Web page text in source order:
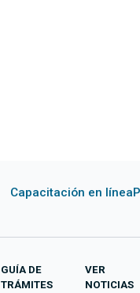
Capacitación en línea
GUÍA DE
TRÁMITES
VER
NOTICIAS